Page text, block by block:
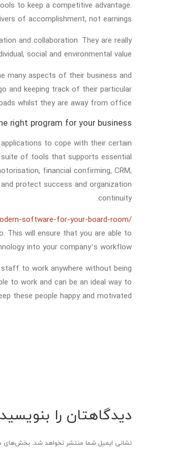
to keep a competitive advantage.
of accomplishment, not earnings.
and collaboration. They are really
social and environmental value.
many aspects of their business and
and keeping track of their particular
whilst they are away from office.
right program for your business
to cope with their certain
suite of tools that supports essential
financial confirming, CRM,
and protect success and organization
continuity.
software-for-your-board-room/
This will ensure that you are able to
into your company’s workflow.
to work anywhere without being
to work and can be an ideal way to
these people happy and motivated.
دیدگاهتان را بنویسید
نشانی ایمیل شما منتشر نخواهد شد. بخش‌های